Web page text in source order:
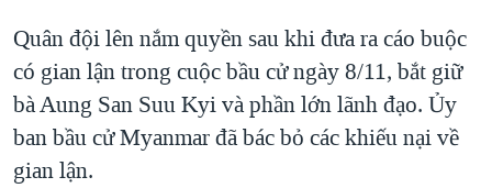
Quân đội lên nắm quyền sau khi đưa ra cáo buộc
có gian lận trong cuộc bầu cử ngày 8/11, bắt giữ
bà Aung San Suu Kyi và phần lớn lãnh đạo. Ủy
ban bầu cử Myanmar đã bác bỏ các khiếu nại về
gian lận.